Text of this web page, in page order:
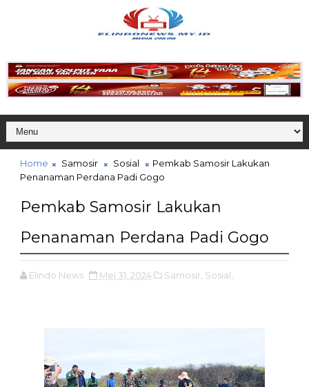
Home Samosir Sosial
Pemkab Samosir Lakukan
Penanaman Perdana Padi Gogo
Pemkab Samosir Lakukan
Penanaman Perdana Padi Gogo
Elindo News Mei 31, 2024 Samosir, Sosial,